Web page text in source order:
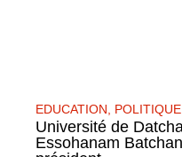
EDUCATION POLITIQUE
Université de
Essohanam